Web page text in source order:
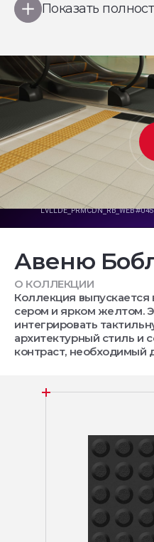
Показать
Авеню
О КОЛЛЕКЦИИ
Коллекция выпускается
сером и ярком желтом.
интегрировать
архитектурный стиль и
контраст, необходимый